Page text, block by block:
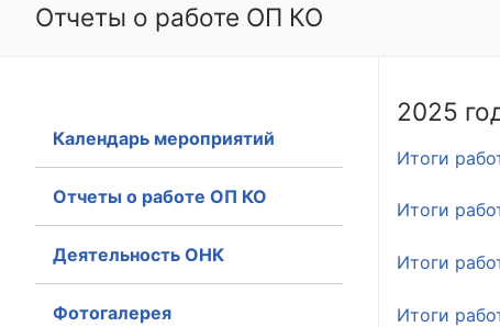
Отчеты о работе ОП КО
2025
Итоги
Итоги
Итоги
Итоги
Календарь мероприятий
Отчеты о работе ОП КО
Деятельность ОНК
Фотогалерея